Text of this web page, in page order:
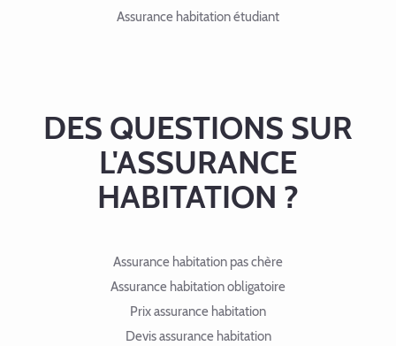
Assurance habitation étudiant
DES QUESTIONS SUR
L'ASSURANCE
HABITATION ?
Assurance habitation pas chère
Assurance habitation obligatoire
Prix assurance habitation
Devis assurance habitation